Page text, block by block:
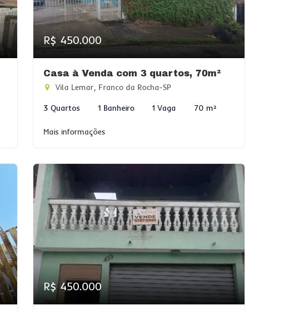
R$ 450.000
Casa à Venda com 3 quartos, 70m²
Vila Lemar, Franco da Rocha-SP
3 Quartos 1 Banheiro 1 Vaga 70 m²
Mais informações
R$ 450.000